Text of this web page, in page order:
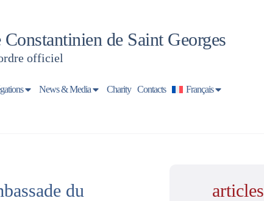
de Saint Georges
officiel
News & Media Charity Contacts Français
du